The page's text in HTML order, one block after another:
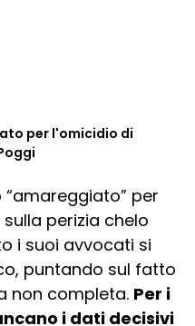
per l'omicidio di
per
perizia chelo
i suoi avvocati si
puntando sul fatto
non completa. Per i
i dati decisivi